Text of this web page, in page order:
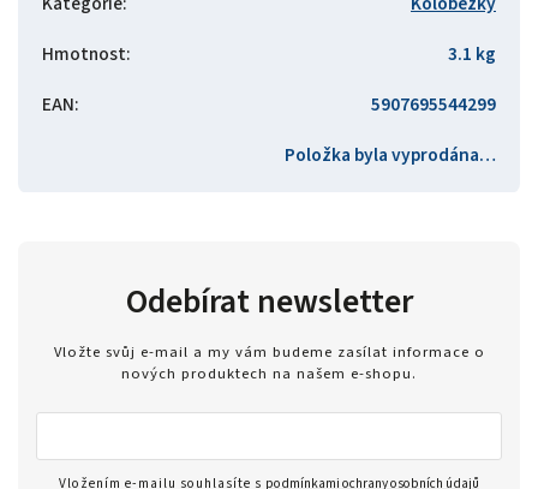
Hmotnost:
3.1 kg
EAN:
5907695544299
Položka byla vyprodána…
Odebírat newsletter
Vložte svůj e-mail a my vám budeme zasílat informace o
nových produktech na našem e-shopu.
Vložením e-mailu souhlasíte s podmínkami ochrany osobních údajů